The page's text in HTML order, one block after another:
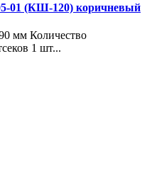
01 (КШ-120) коричневый
мм Количество
1 шт...